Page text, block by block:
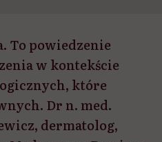
To powiedzenie
w kontekście
które
Dr n. med.
dermatolog,